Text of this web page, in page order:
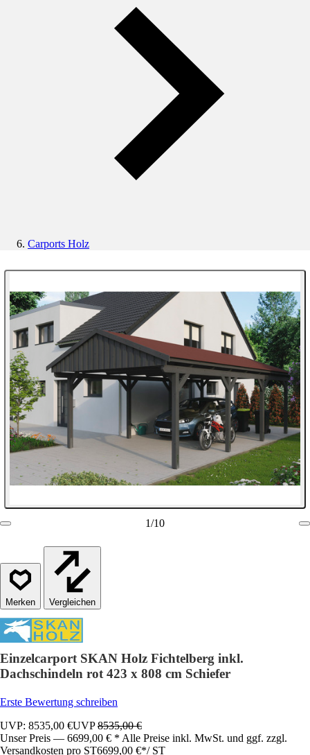
Carports Holz
1/10
Vergleichen
Einzelcarport SKAN Holz Fichtelberg inkl.
Dachschindeln rot 423 x 808 cm Schiefer
Erste Bewertung schreiben
UVP: 8535,00 €UVP8535,00 €
Unser Preis — 6699,00 € * Alle Preise inkl. MwSt. und ggf. zzgl.
Versandkosten pro ST6699,00 €*/ ST